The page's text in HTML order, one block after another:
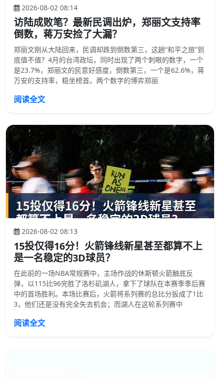
2026-08-02 08:14
访陆成败笔？最新民调出炉，郑丽文支持率
倒数，蒋万安捡了大漏？
郑丽文刚从大陆回来，民调却跌到倒数第三，这趟“和平之旅”到
底值不值？4月的台湾政坛，同时出现了两个刺眼的数字，一个
是23.7%，郑丽文的民意好感度，倒数第三，一个是62.6%，蒋
万安的支持率，稳坐榜首。两个数字的博弈郑丽
阅读全文
2026-08-02 08:13
15投仅得16分！火箭锋线新星甚至都算不上
是一名稳定的3D球员？
在此前的一场NBA常规赛中，主场作战的休斯顿火箭触底反
弹，以115比96完胜了洛杉矶湖人，拿下了球队在本赛季季后赛
中的首场胜利。本场比赛后，火箭将系列赛的总比分扳成了1比
3，他们还是没有完全失去机会；而湖人在这轮系列赛中
阅读全文